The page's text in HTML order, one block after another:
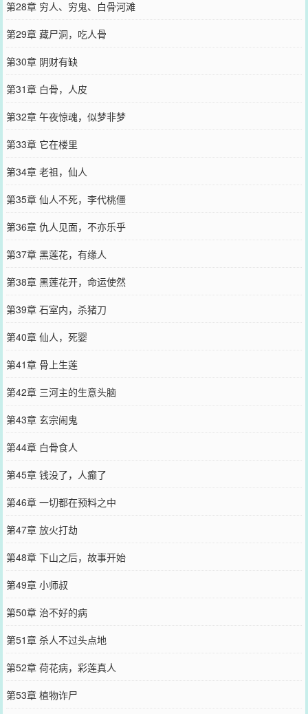
第28章 穷人、穷鬼、白骨河滩
第29章 藏尸洞，吃人骨
第30章 阴财有缺
第31章 白骨，人皮
第32章 午夜惊魂，似梦非梦
第33章 它在楼里
第34章 老祖，仙人
第35章 仙人不死，李代桃僵
第36章 仇人见面，不亦乐乎
第37章 黑莲花，有缘人
第38章 黑莲花开，命运使然
第39章 石室内，杀猪刀
第40章 仙人，死婴
第41章 骨上生莲
第42章 三河主的生意头脑
第43章 玄宗闹鬼
第44章 白骨食人
第45章 钱没了，人癫了
第46章 一切都在预料之中
第47章 放火打劫
第48章 下山之后，故事开始
第49章 小师叔
第50章 治不好的病
第51章 杀人不过头点地
第52章 荷花病，彩莲真人
第53章 植物诈尸